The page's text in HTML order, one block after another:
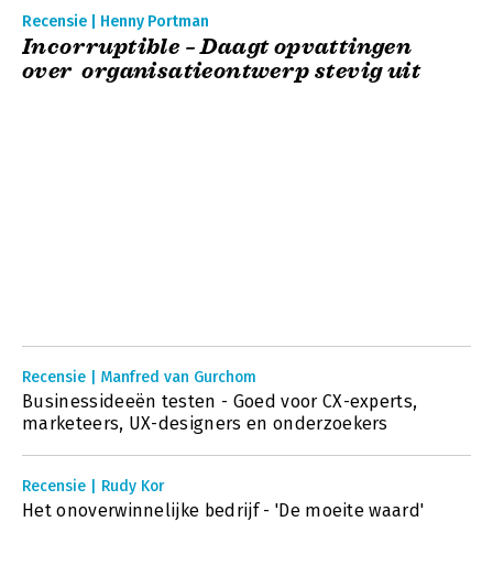
Recensie | Henny Portman
Incorruptible – Daagt opvattingen
over organisatieontwerp stevig uit
Recensie | Manfred van Gurchom
Businessideeën testen - Goed voor CX-experts,
marketeers, UX-designers en onderzoekers
Recensie | Rudy Kor
Het onoverwinnelijke bedrijf - 'De moeite waard'